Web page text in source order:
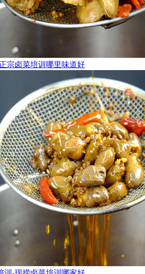
宗卤菜培训哪里味道好